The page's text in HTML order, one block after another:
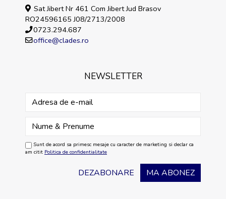
Sat Jibert Nr 461 Com Jibert Jud Brasov
RO24596165 J08/2713/2008
0723.294.687
office@clades.ro
NEWSLETTER
Sunt de acord sa primesc mesaje cu caracter de marketing si declar ca
am citit Politica de confidentialitate
MA ABONEZ
DEZABONARE